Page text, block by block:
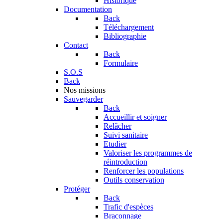
Documentation
Back
Téléchargement
Bibliographie
Contact
Back
Formulaire
S.O.S
Back
Nos missions
Sauvegarder
Back
Accueillir et soigner
Relâcher
Suivi sanitaire
Etudier
Valoriser les programmes de
réintroduction
Renforcer les populations
Outils conservation
Protéger
Back
Trafic d'espèces
Braconnage